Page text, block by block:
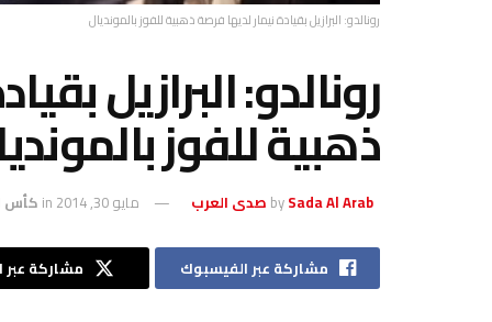
رونالدو: البرازيل بقيادة نيمار لديها فرصة ذهبية للفوز بالمونديال
رونالدو: البرازيل
ذهبية للفوز
bySada Al Arab صدى العرب مايو 30, 2014 in كأس
مشاركة عبر الفيسبوك مشاركة عبر